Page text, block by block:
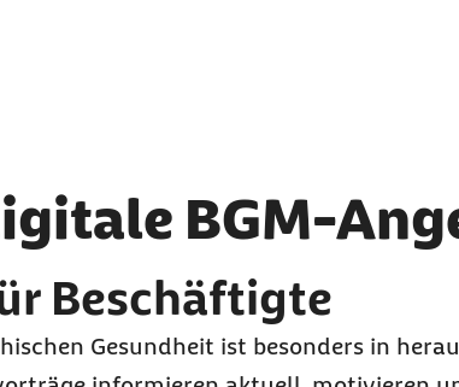
BGM-
Beschäftigte
Gesundheit ist besonders in